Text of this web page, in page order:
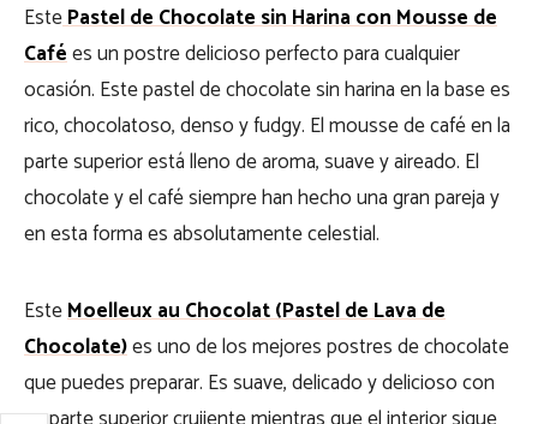
EstePastel de Chocolate sin Harina con Mousse de
Cafées un postre delicioso perfecto para cualquier
ocasión. Este pastel de chocolate sin harina en la base es
rico, chocolatoso, denso y fudgy. El mousse de café en la
parte superior está lleno de aroma, suave y aireado. El
chocolate y el café siempre han hecho una gran pareja y
en esta forma es absolutamente celestial.
EsteMoelleux au Chocolat (Pastel de Lava de
Chocolate)es uno de los mejores postres de chocolate
que puedes preparar. Es suave, delicado y delicioso con